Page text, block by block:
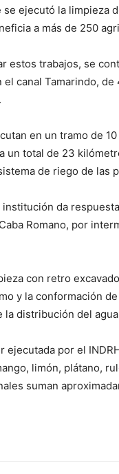
se ejecutó la limpieza
a más de 250
estos trabajos, se
el canal Tamarindo,
en un tramo de
un total de 23
de riego de las
da
Romano, por
con retro
y la conformación
la distribución del
ejecutada por el
limón, plátano,
suman